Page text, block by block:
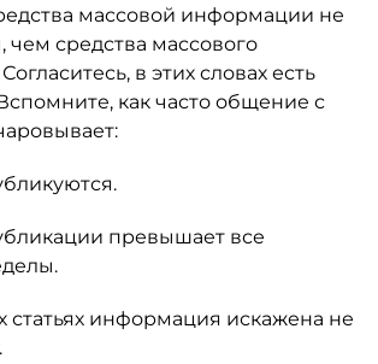
массовой информации не
средства массового
в этих словах есть
как часто общение с
превышает все
статьях информация искажена не